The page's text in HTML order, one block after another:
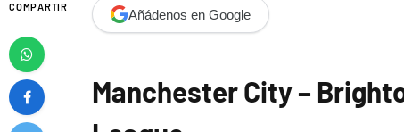
COMPARTIR Añádenos en Google
Manchester City –